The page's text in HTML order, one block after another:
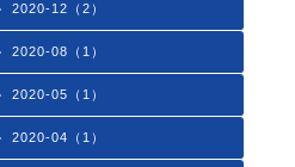
2020-12（2）
2020-08（1）
2020-05（1）
2020-04（1）